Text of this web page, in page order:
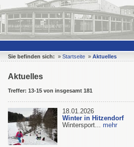
Sie befinden sich: » Startseite » Aktuelles
Aktuelles
Treffer: 13-15 von insgesamt 181
18.01.2026
Winter in Hitzendorf
Wintersport... mehr